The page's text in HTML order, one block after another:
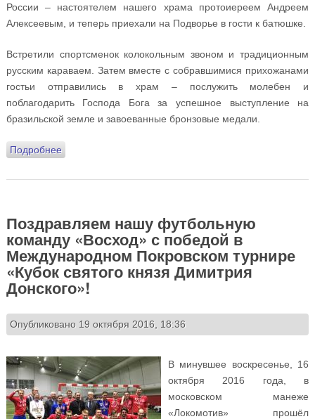
России – настоятелем нашего храма протоиереем Андреем
Алексеевым, и теперь приехали на Подворье в гости к батюшке.
Встретили спортсменок колокольным звоном и традиционным
русским караваем. Затем вместе с собравшимися прихожанами
гостьи отправились в храм – послужить молебен и
поблагодарить Господа Бога за успешное выступление на
бразильской земле и завоеванные бронзовые медали.
Подробнеео Бронзовые призёры Олимпийских игр по
Поздравляем нашу футбольную
команду «Восход» с победой в
Международном Покровском турнире
«Кубок святого князя Димитрия
Донского»!
Опубликовано 19 октября 2016, 18:36
В минувшее воскресенье, 16
октября 2016 года, в
московском манеже
«Локомотив» прошёл